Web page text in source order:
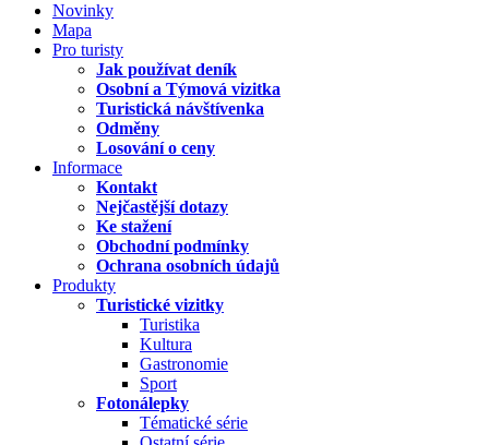
Novinky
Mapa
Pro turisty
Jak používat deník
Osobní a Týmová vizitka
Turistická návštívenka
Odměny
Losování o ceny
Informace
Kontakt
Nejčastější dotazy
Ke stažení
Obchodní podmínky
Ochrana osobních údajů
Produkty
Turistické vizitky
Turistika
Kultura
Gastronomie
Sport
Fotonálepky
Tématické série